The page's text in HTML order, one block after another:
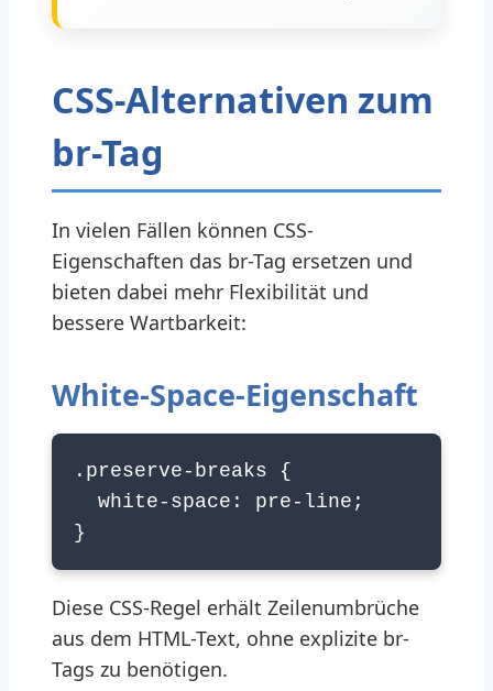
CSS-Alternativen zum
br-Tag
In vielen Fällen können CSS-
Eigenschaften das br-Tag ersetzen und
bieten dabei mehr Flexibilität und
bessere Wartbarkeit:
White-Space-Eigenschaft
.preserve-breaks {
white-space: pre-line;
}
Diese CSS-Regel erhält Zeilenumbrüche
aus dem HTML-Text, ohne explizite br-
Tags zu benötigen.